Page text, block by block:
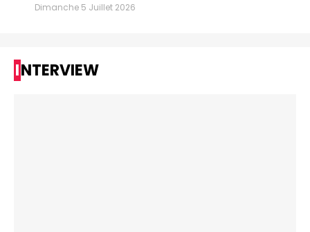
Dimanche 5 Juillet 2026
INTERVIEW